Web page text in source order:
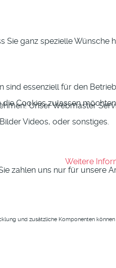
Sie ganz spezielle
Unser Webmaster
Videos, oder sonstiges.
zahlen uns nur für unsere
und zusätzliche Komponenten
sind essenziell für den
die Cookies zulassen
Weitere